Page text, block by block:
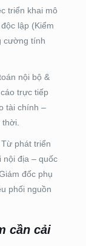
triển khai mô
lập (Kiểm
cường tính
nội bộ &
trực tiếp
tài chính –
Từ phát triển
nội địa – quốc
đốc phụ
phối nguồn
cần cải